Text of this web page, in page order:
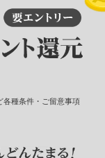
種条件・ご留意事項